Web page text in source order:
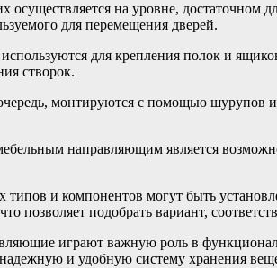
на уровне, достаточном
для перемещения дверей.
для крепления полок и
створок.
монтируются с помощью шурупов
направляющим является
и компонентов могут быть
позволяет подобрать вариант,
играют важную роль в
и удобную систему хранения